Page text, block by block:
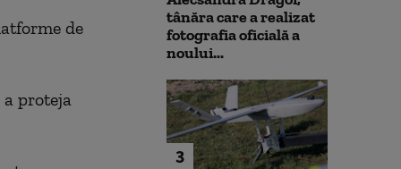
de
proteja
tânăra care a realizat
fotografia oficială a
noului...
3